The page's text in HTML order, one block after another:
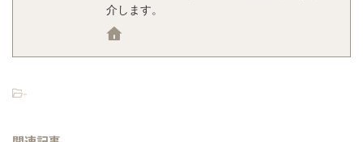
介します。
-